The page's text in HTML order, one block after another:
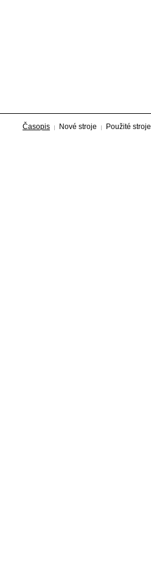
Časopis Nové stroje Použité stroje